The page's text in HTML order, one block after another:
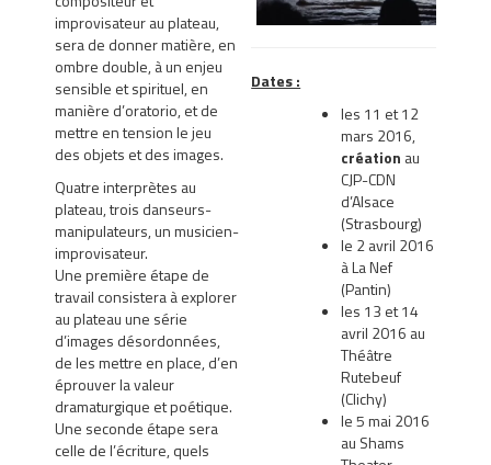
improvisateur au plateau,
sera de donner matière, en
ombre double, à un enjeu
sensible et spirituel, en
manière d’oratorio, et de
mettre en tension le jeu
des objets et des images.
Quatre interprètes au
plateau, trois danseurs-
manipulateurs, un musicien-
improvisateur.
Une première étape de
travail consistera à explorer
au plateau une série
d’images désordonnées,
de les mettre en place, d’en
éprouver la valeur
dramaturgique et poétique.
Une seconde étape sera
celle de l’écriture, quels
“Paysages de nos
"La ville"
Dates :
les 11 et 12
mars 2016,
création au
CJP-CDN
d’Alsace
(Strasbourg)
le 2 avril 2016
à La Nef
(Pantin)
les 13 et 14
avril 2016 au
Théâtre
Rutebeuf
(Clichy)
le 5 mai 2016
au Shams